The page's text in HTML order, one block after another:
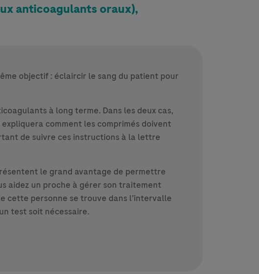
anticoagulants oraux),
objectif : éclaircir le sang du patient pour
à long terme. Dans les deux cas,
comment les comprimés doivent
de suivre ces instructions à la lettre
le grand avantage de permettre
aidez un proche à gérer son traitement
cette personne se trouve dans l’intervalle
test soit nécessaire.